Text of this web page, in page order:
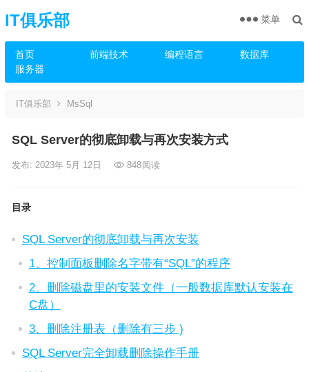
IT俱乐部
首页 前端技术 编程语言
数据库
服务器
菜单
IT俱乐部 MsSql
SQL Server的彻底卸载与再次安装方式
发布: 2023年 5月 12日 848阅读
目录
SQL Server的彻底卸载与再次安装
1、控制面板删除名字带有“SQL”的程序
2、删除磁盘里的安装文件（一般数据库默认安装在
C盘）
3、删除注册表（删除有三步 )
SQL Server完全卸载删除操作手册